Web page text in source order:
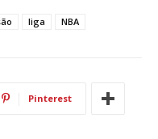
liga NBA
Pinterest